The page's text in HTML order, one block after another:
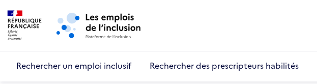
Aller au menu principal
Rechercher un emploi inclusif Rechercher des prescripteurs habilités